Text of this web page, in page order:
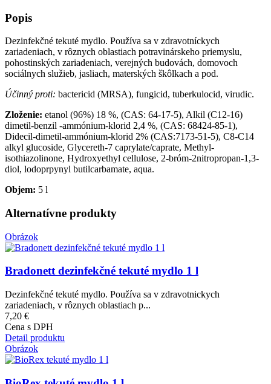
Popis
Dezinfekčné tekuté mydlo. Používa sa v zdravotníckych
zariadeniach, v rôznych oblastiach potravinárskeho priemyslu,
pohostinských zariadeniach, verejných budovách, domovoch
sociálnych služieb, jasliach, materských škôlkach a pod.
Účinný proti: bactericid (MRSA), fungicid, tuberkulocid, virudic.
Zloženie: etanol (96%) 18 %, (CAS: 64-17-5), Alkil (C12-16)
dimetil-benzil -ammónium-klorid 2,4 %, (CAS: 68424-85-1),
Didecil-dimetil-ammónium-klorid 2% (CAS:7173-51-5), C8-C14
alkyl glucoside, Glycereth-7 caprylate/caprate, Methyl-
isothiazolinone, Hydroxyethyl cellulose, 2-bróm-2nitropropan-1,3-
diol, lodoprpynyl butilcarbamate, aqua.
Objem: 5 l
Alternatívne produkty
Obrázok
Bradonett dezinfekčné tekuté mydlo 1 l
Dezinfekčné tekuté mydlo. Používa sa v zdravotnickych
zariadeniach, v rôznych oblastiach p...
7,20 €
Cena s DPH
Detail produktu
Obrázok